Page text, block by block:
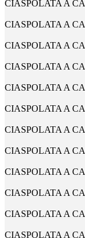
CIASPOLATA A
CIASPOLATA A
CIASPOLATA A
CIASPOLATA A
CIASPOLATA A
CIASPOLATA A
CIASPOLATA A
CIASPOLATA A
CIASPOLATA A
CIASPOLATA A
CIASPOLATA A
CIASPOLATA A